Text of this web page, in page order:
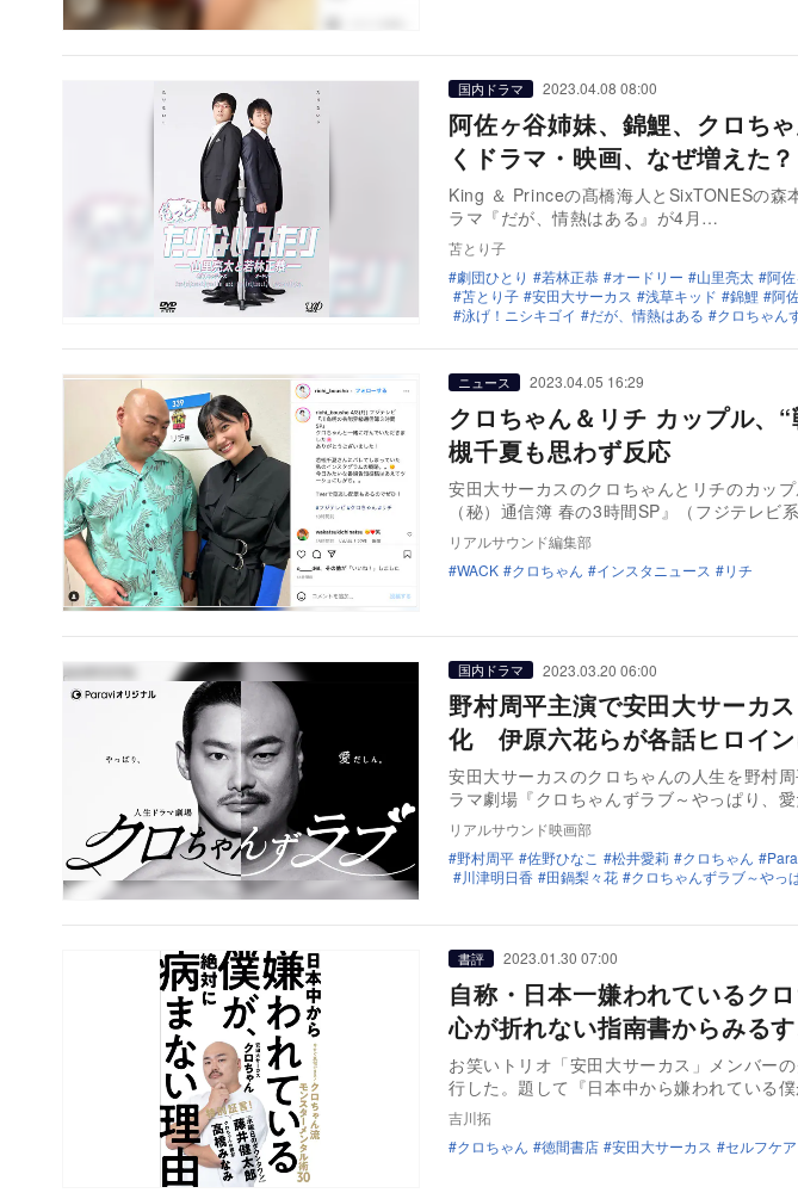
国内ドラマ 2023.04.08 08:00
阿佐ヶ谷姉妹、錦鯉、クロち
くドラマ・映画、なぜ増えた？
King ＆ Princeの髙橋海人とSixTONESの森
ラマ『だが、情熱はある』が4月…
苫とり子
劇団ひとり
若林正恭 オードリー 山里亮太 阿
苫とり子
安田大サーカス 浅草キッド 錦鯉
阿
泳げ！ニシキゴイ
だが、情熱はある クロちゃん
ニュース 2023.04.05 16:29
クロちゃん＆リチ カップル
槻千夏も思わず反応
安田大サーカスのクロちゃんとリチのカッ
（秘）通信簿 春の3時間SP』（フジテレビ
リアルサウンド編集部
WACK
クロちゃん インスタニュース リチ
国内ドラマ 2023.03.20 06:00
野村周平主演で安田大サーカ
化 伊原六花らが各話ヒロイ
安田大サーカスのクロちゃんの人生を野村
ラマ劇場『クロちゃんずラブ～やっぱり、
リアルサウンド映画部
野村周平
佐野ひなこ 松井愛莉 クロちゃん
川津明日香
田鍋梨々花 クロちゃんずラブ～やっ
書評 2023.01.30 07:00
自称・日本一嫌われているク
心が折れない指南書からみる
お笑いトリオ「安田大サーカス」メンバー
行した。題して『日本中から嫌われている
吉川拓
クロちゃん
徳間書店 安田大サーカス セルフケア